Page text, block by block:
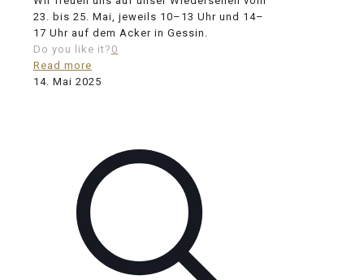
23. bis 25. Mai, jeweils 10–13 Uhr und 14–
17 Uhr auf dem Acker in Gessin.
Do you like it? 0
Read more
14. Mai 2025